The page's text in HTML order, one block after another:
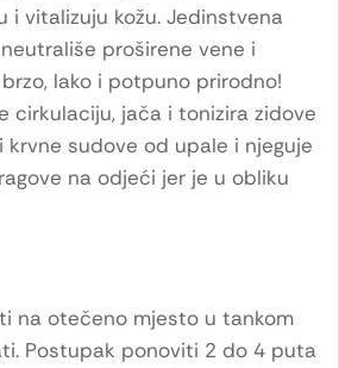
i vitalizuju kožu. Jedinstvena
proširene vene i
lako i potpuno prirodno!
cirkulaciju, jača i tonizira zidove
sudove od upale i njeguje
na odjeći jer je u obliku
na otečeno mjesto u tankom
Postupak ponoviti 2 do 4 puta